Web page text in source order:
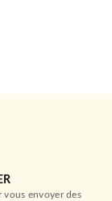
vous envoyer des